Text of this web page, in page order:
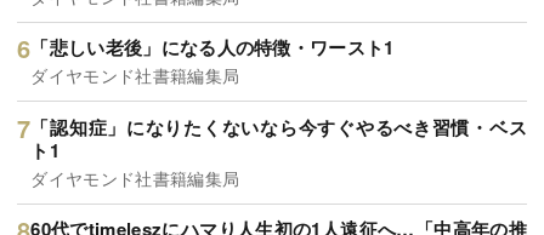
「悲しい老後」になる人の特徴・ワースト1
ダイヤモンド社書籍編集局
「認知症」になりたくないなら今すぐやるべき習慣・ベス
ト1
ダイヤモンド社書籍編集局
60代でtimeleszにハマり人生初の1人遠征へ…「中高年の推